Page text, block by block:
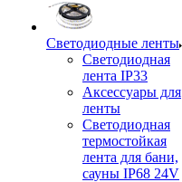
Светодиодные ленты
Светодиодная
лента IP33
Аксессуары для
ленты
Светодиодная
термостойкая
лента для бани,
сауны IP68 24V